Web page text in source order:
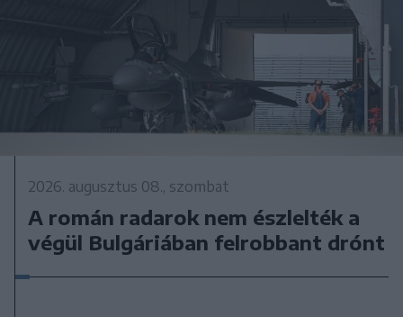
2026. augusztus 08., szombat
A román radarok nem észlelték a
végül Bulgáriában felrobbant drónt